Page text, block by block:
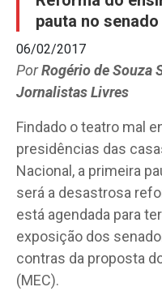
pauta no senado
06/02/2017
PorRogério de Souza
Jornalistas Livres
Findado o teatro mal
presidências das
Nacional, a primeira
será a desastrosa
está agendada para
exposição dos
contras da proposta
(MEC).